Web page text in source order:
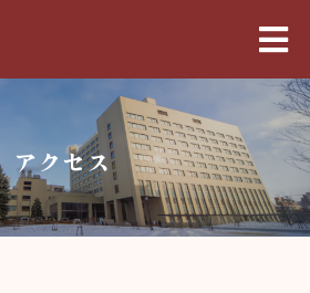
アクセス